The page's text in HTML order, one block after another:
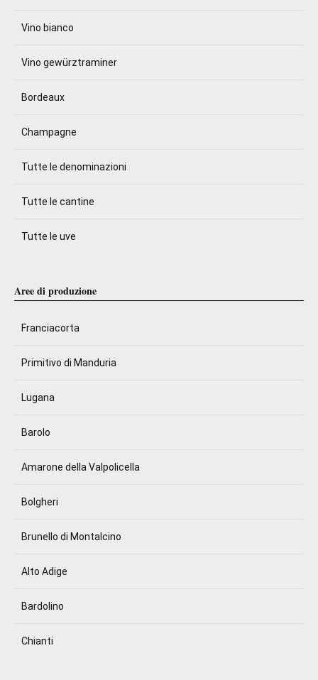
Vino bianco
Vino gewürztraminer
Bordeaux
Champagne
Tutte le denominazioni
Tutte le cantine
Tutte le uve
Aree di produzione
Franciacorta
Primitivo di Manduria
Lugana
Barolo
Amarone della Valpolicella
Bolgheri
Brunello di Montalcino
Alto Adige
Bardolino
Chianti